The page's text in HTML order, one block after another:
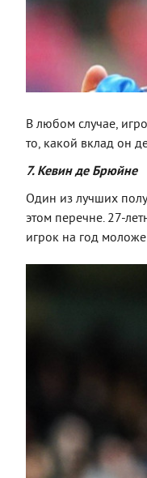
В любом случае,
то, какой вклад он
7. Кевин де Брюйне
Один из лучших
этом перечне. 27-
игрок на год